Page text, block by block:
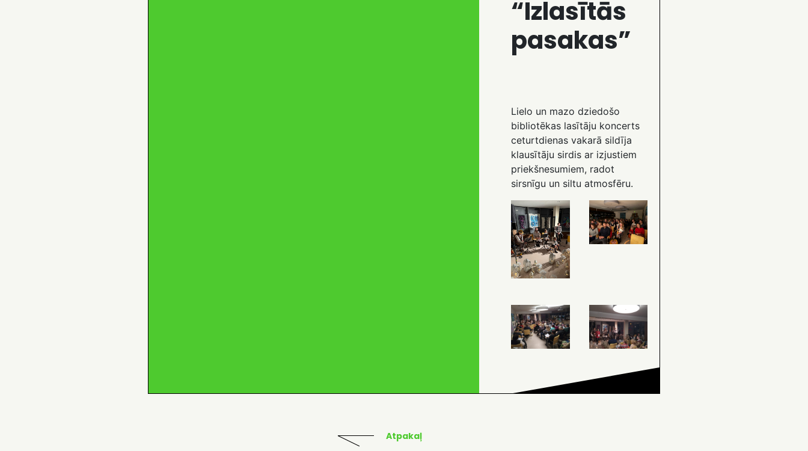
“Izlasītās
pasakas”
Lielo un mazo dziedošo
bibliotēkas lasītāju koncerts
ceturtdienas vakarā sildīja
klausītāju sirdis ar izjustiem
priekšnesumiem, radot
sirsnīgu un siltu atmosfēru.
Atpakaļ